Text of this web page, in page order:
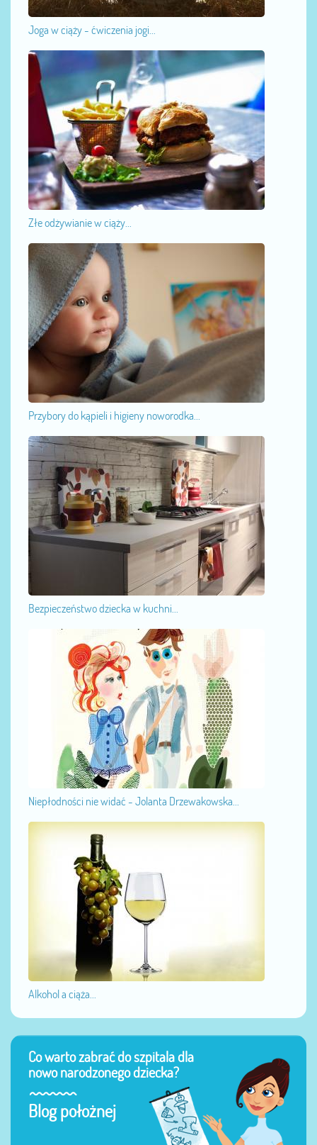
Joga w ciąży - ćwiczenia jogi...
Złe odżywianie w ciąży...
Przybory do kąpieli i higieny noworodka...
Bezpieczeństwo dziecka w kuchni...
Niepłodności nie widać - Jolanta Drzewakowska...
Alkohol a ciąża...
Co warto zabrać do szpitala dla
nowo narodzonego dziecka?
Blog położnej